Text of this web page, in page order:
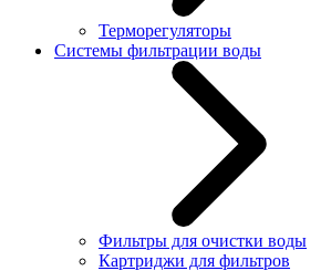
Терморегуляторы
Системы фильтрации воды
Фильтры для очистки воды
Картриджи для фильтров